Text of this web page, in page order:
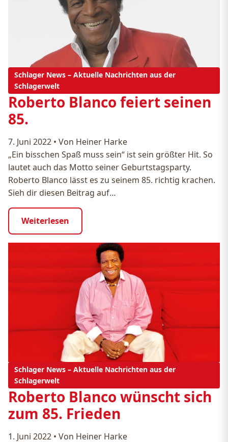
Schlager News – Aktuelle Nachrichten aus der
Schlagerwelt
Roberto Blanco feiert seinen
85.
7. Juni 2022 • Von Heiner Harke
„Ein bisschen Spaß muss sein“ ist sein größter Hit. So
lautet auch das Motto seiner Geburtstagsparty.
Roberto Blanco lässt es zu seinem 85. richtig krachen.
Sieh dir diesen Beitrag auf…
Weiterlesen
Schlager News – Aktuelle Nachrichten aus der
Schlagerwelt
Roberto Blanco wünscht sich
zum 85. Frieden
1. Juni 2022 • Von Heiner Harke